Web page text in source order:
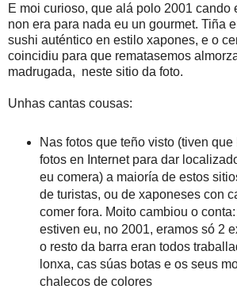
E moi curioso, que alá polo 2001 cando
non era para nada eu un gourmet. Tiña
sushi auténtico en estilo xapones, e o
coincidiu para que rematasemos
madrugada, neste sitio da foto.
Unhas cantas cousas:
Nas fotos que teño visto (tiven
fotos en Internet para dar
eu comera) a maioría de estos
de turistas, ou de xaponeses con
comer fora. Moito cambiou o
estiven eu, no 2001, eramos só 2
o resto da barra eran todos
lonxa, cas súas botas e os seus
chalecos de colores